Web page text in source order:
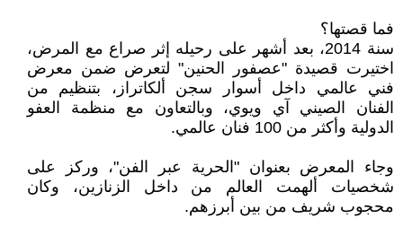
فما قصتها؟
سنة 2014، بعد أشهر على رحيله إثر صراع مع المرض،
اختيرت قصيدة "عصفور الحنين" لتعرض ضمن معرض
فني عالمي داخل أسوار سجن ألكاتراز، بتنظيم من
الفنان الصيني آي ويوي، وبالتعاون مع منظمة العفو
الدولية وأكثر من 100 فنان عالمي.
وجاء المعرض بعنوان "الحرية عبر الفن"، وركز على
شخصيات ألهمت العالم من داخل الزنازين، وكان
محجوب شريف من بين أبرزهم.